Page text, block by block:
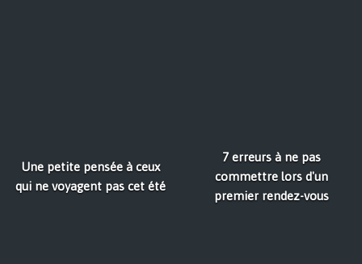
Une petite pensée à ceux
qui ne voyagent pas cet été
7 erreurs à ne pas
commettre lors d'un
premier rendez-vous